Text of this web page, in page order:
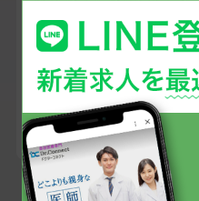
度に力を入れているク
科未経験でも歓迎とし
す。
もちろん経験を活かし
求人も多くございます
アドバイザーへご相談く